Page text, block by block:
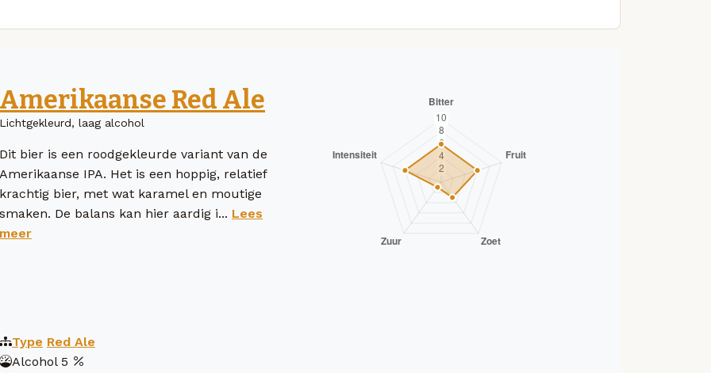
Amerikaanse Red Ale
Lichtgekleurd, laag alcohol
Dit bier is een roodgekleurde variant van de
Amerikaanse IPA. Het is een hoppig, relatief
krachtig bier, met wat karamel en moutige
smaken. De balans kan hier aardig i... Lees
meer
Type Red Ale
Alcohol 5